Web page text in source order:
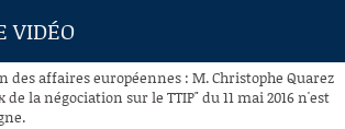
VIDÉO
des affaires européennes : M. Christophe Quarez
de la négociation sur le TTIP" du 11 mai 2016 n'est